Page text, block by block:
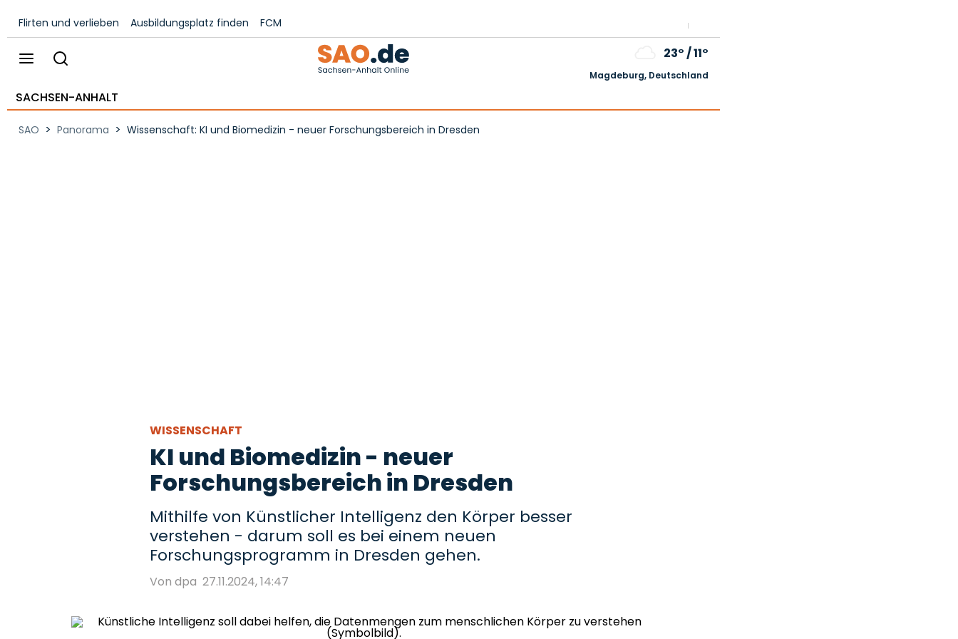
Flirten und verlieben Ausbildungsplatz finden FCM
23°/11°
Magdeburg, Deutschland
SACHSEN-ANHALT
SAO > Panorama > Wissenschaft: KI und Biomedizin - neuer Forschungsbereich in Dresden
WISSENSCHAFT
KI und Biomedizin - neuer
Forschungsbereich in Dresden
Mithilfe von Künstlicher Intelligenz den Körper besser
verstehen - darum soll es bei einem neuen
Forschungsprogramm in Dresden gehen.
Von dpa 27.11.2024, 14:47